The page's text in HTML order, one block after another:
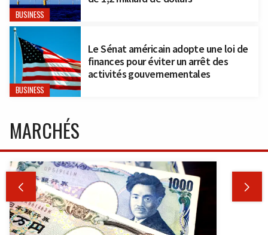
BUSINESS
BUSINESS
Le Sénat américain adopte une loi de
finances pour éviter un arrêt des
activités gouvernementales
MARCHÉS
 